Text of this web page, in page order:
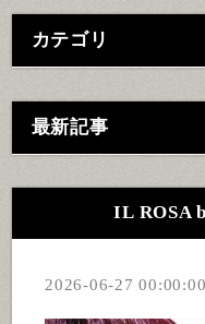
カテゴリ
最新記事
IL ROSA
2026-06-27 00:00:00